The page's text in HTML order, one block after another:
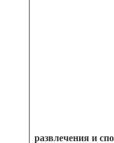
развлечения и